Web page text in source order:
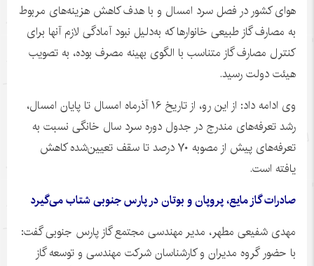
هوای کشور در فصل سرد امسال و با هدف کاهش هزینه‌های مربوط
به مصارف گاز طبیعی خانوارها که به‌دلیل نبود آمادگی لازم آنها برای
کنترل مصارف گاز متناسب با الگوی بهینه مصرف بوده، به تصویب
هیئت دولت رسید.
وی ادامه داد: از این رو، از تاریخ ۱۶ آذرماه امسال تا پایان امسال،
رشد تعرفه‌های مندرج در جدول دوره سرد سال خانگی نسبت به
تعرفه‌های پیش از مصوبه ۷۰ درصد تا سقف تعیین‌شده کاهش
یافته است.
صادرات گاز مایع، پروپان و بوتان در پارس جنوبی شتاب می‌گیرد
مهدی شفیعی مطهر، مدیر مهندسی مجتمع گاز پارس جنوبی گفت:
با حضور گروه مدیران و کارشناسان شرکت مهندسی و توسعه گاز